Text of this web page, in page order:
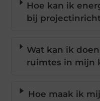
Hoe kan ik
bij
Wat kan ik
ruimtes in mijn
Hoe maak ik